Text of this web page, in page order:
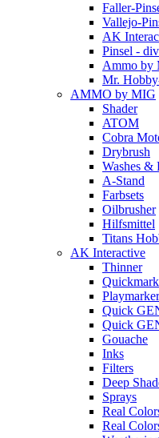
Faller-
Vallejo-
AK
Pinsel -
Ammo by
Mr.
AMMO by MIG
Shader
ATOM
Cobra
Drybrush
Washes &
A-Stand
Farbsets
Oilbrusher
Hilfsmittel
Titans
AK Interactive
Thinner
Quick
Quick
Gouache
Inks
Filters
Deep
Sprays
Real
Real